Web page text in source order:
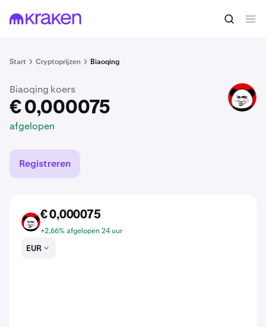
Start Cryptoprijzen Biaoqing
€ 0,000075 BIAO kopen
Biaoqing koers
€ 0,000075
afgelopen
BIAO
Registreren
BIAO
€ 0,000075
+2,66% afgelopen 24 uur
EUR